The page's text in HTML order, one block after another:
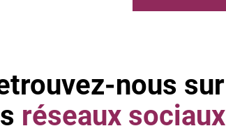
nous sur
réseaux sociaux